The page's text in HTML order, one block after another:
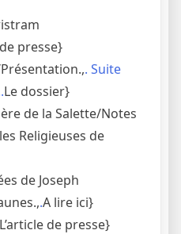
presse}
. Suite
Le dossier}
de la Salette/Notes
Religieuses de
de Joseph
.A lire ici}
L’article de presse}